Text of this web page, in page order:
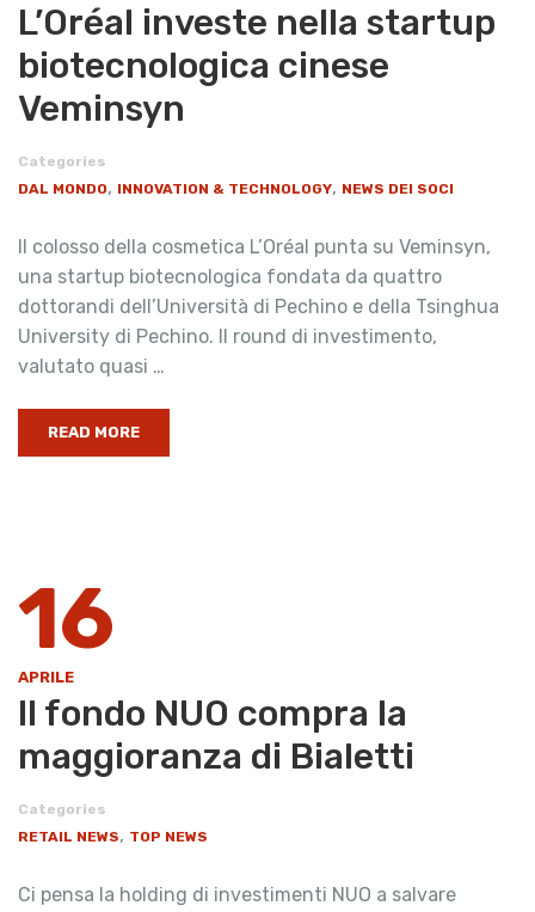
L’Oréal investe nella startup
biotecnologica cinese
Veminsyn
Categories
DAL MONDO, INNOVATION & TECHNOLOGY, NEWS DEI SOCI
Il colosso della cosmetica L’Oréal punta su Veminsyn,
una startup biotecnologica fondata da quattro
dottorandi dell’Università di Pechino e della Tsinghua
University di Pechino. Il round di investimento,
valutato quasi …
READ MORE
16
APRILE
Il fondo NUO compra la
maggioranza di Bialetti
Categories
RETAIL NEWS, TOP NEWS
Ci pensa la holding di investimenti NUO a salvare